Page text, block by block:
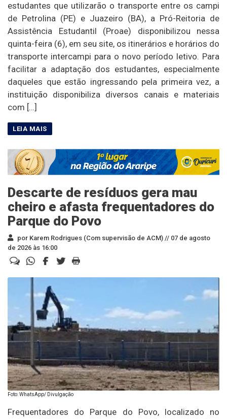
estudantes que utilizarão o transporte entre os campi
de Petrolina (PE) e Juazeiro (BA), a Pró-Reitoria de
Assistência Estudantil (Proae) disponibilizou nessa
quinta-feira (6), em seu site, os itinerários e horários do
transporte intercampi para o novo período letivo. Para
facilitar a adaptação dos estudantes, especialmente
daqueles que estão ingressando pela primeira vez, a
instituição disponibiliza diversos canais e materiais
com […]
Descarte de resíduos gera mau
cheiro e afasta frequentadores do
Parque do Povo
por Karem Rodrigues (Com supervisão de ACM) // 07 de agosto
de 2026 às 16:00
Foto: WhatsApp/ Divulgação
Frequentadores do Parque do Povo, localizado no